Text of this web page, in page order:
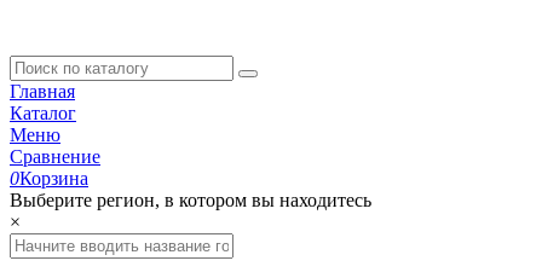
Главная
Каталог
Меню
Сравнение
0Корзина
Выберите регион, в котором вы находитесь
×